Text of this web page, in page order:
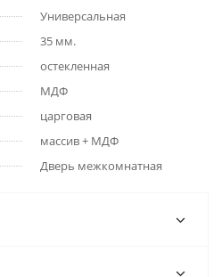
Универсальная
35 мм.
остекленная
МДФ
царговая
массив + МДФ
Дверь межкомнатная